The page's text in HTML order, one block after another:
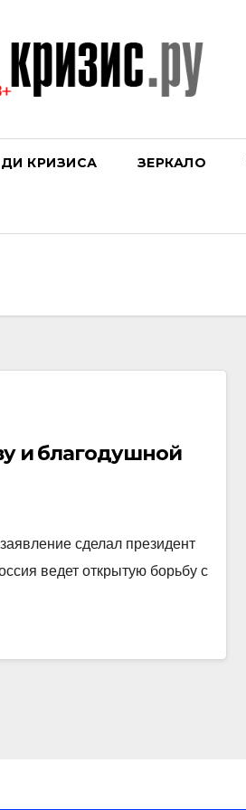
КРИЗИСА ЗЕРКАЛО
и благодушной
сделал президент
ведет открытую борьбу с